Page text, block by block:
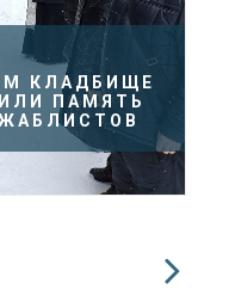
КЛАДБИЩЕ
ПАМЯТЬ